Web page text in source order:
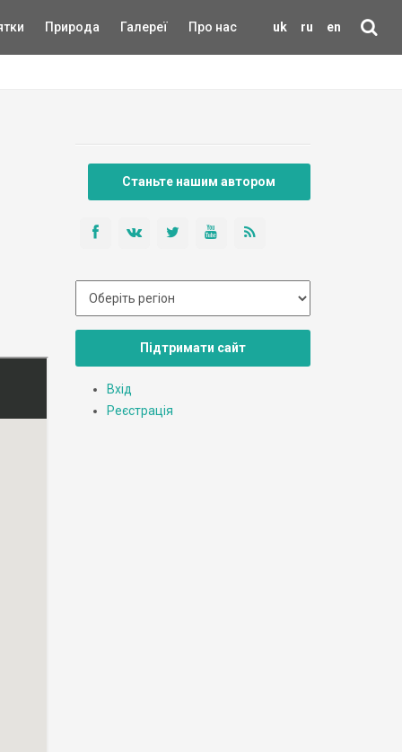
uk ru en
Природа Галереї Про нас
Станьте нашим автором
Підтримати сайт
Вхід
Реєстрація